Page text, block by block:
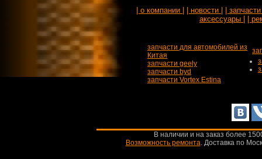
| о компании | | новости |
|
аксессуары |
|
запчасти для автомобилей из
Китая
запчасти geely
запчасти byd
запчасти Vortex Estina
В наличии и на заказ более
Возможность ремонта.Доставка по